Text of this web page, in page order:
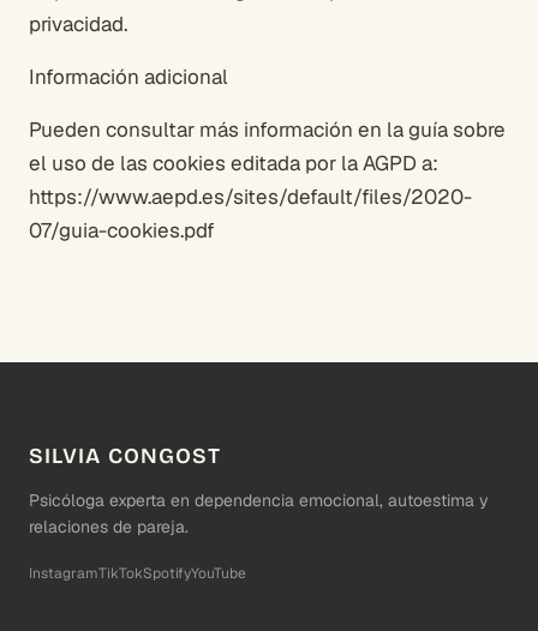
privacidad.
Información adicional
Pueden consultar más información en la guía sobre
el uso de las cookies editada por la AGPD a:
https://www.aepd.es/sites/default/files/2020-
07/guia-cookies.pdf
SILVIA CONGOST
Psicóloga experta en dependencia emocional, autoestima y
relaciones de pareja.
InstagramTikTokSpotifyYouTube